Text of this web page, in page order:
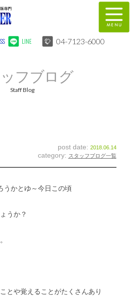
LINE 04-7123-6000
自動車保険
お問い合わせ
フブログ
Staff Blog
post date: 2018.06.14
category: スタッフブログ一覧
うかとゆ～今日この頃
うか？
とや覚えることがたくさんあり